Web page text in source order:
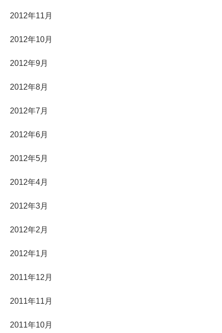
2012年11月
2012年10月
2012年9月
2012年8月
2012年7月
2012年6月
2012年5月
2012年4月
2012年3月
2012年2月
2012年1月
2011年12月
2011年11月
2011年10月